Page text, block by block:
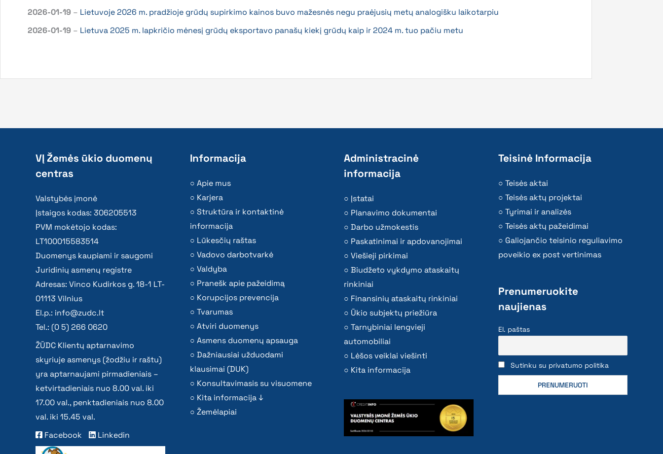
2026-01-19 – Lietuvoje 2026 m. pradžioje grūdų supirkimo kainos buvo mažesnės negu praėjusių metų analogišku laikotarpiu
2026-01-19 – Lietuva 2025 m. lapkričio mėnesį grūdų eksportavo panašų kiekį grūdų kaip ir 2024 m. tuo pačiu metu
VĮ Žemės ūkio duomenų
centras
Valstybės įmonė
Įstaigos kodas: 306205513
PVM mokėtojo kodas:
LT100015583514
Duomenys kaupiami ir saugomi
Juridinių asmenų registre
Adresas: Vinco Kudirkos g. 18-1 LT-
01113 Vilnius
El.p.: info@zudc.lt
Tel.: (0 5) 266 0620
ŽŪDC Klientų aptarnavimo
skyriuje asmenys (žodžiu ir raštu)
yra aptarnaujami pirmadieniais –
ketvirtadieniais nuo 8.00 val. iki
17.00 val., penktadieniais nuo 8.00
val. iki 15.45 val.
Facebook
Linkedin
Informacija
Apie mus
Karjera
Struktūra ir kontaktinė
informacija
Lūkesčių raštas
Vadovo darbotvarkė
Valdyba
Pranešk apie pažeidimą
Korupcijos prevencija
Tvarumas
Atviri duomenys
Asmens duomenų apsauga
Dažniausiai užduodami
klausimai (DUK)
Konsultavimasis su visuomene
Kita informacija ↓
Žemėlapiai
Administracinė
informacija
Įstatai
Planavimo dokumentai
Darbo užmokestis
Paskatinimai ir apdovanojimai
Viešieji pirkimai
Biudžeto vykdymo ataskaitų
rinkiniai
Finansinių ataskaitų rinkiniai
Ūkio subjektų priežiūra
Tarnybiniai lengvieji
automobiliai
Lėšos veiklai viešinti
Kita informacija
Teisinė Informacija
Teisės aktai
Teisės aktų projektai
Tyrimai ir analizės
Teisės aktų pažeidimai
Galiojančio teisinio reguliavimo
poveikio ex post vertinimas
Prenumeruokite
naujienas
El. paštas
Sutinku su privatumo politika